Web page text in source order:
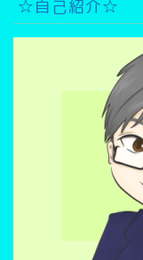
イ
ブ
☆自己紹介☆